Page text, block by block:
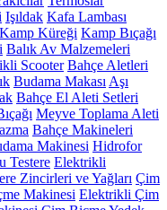
Işıldak Kafa Lambası
Kamp Küreği Kamp Bıçağı
Balık Av Malzemeleri
Scooter Bahçe Aletleri
Budama Makası Aşı
Bahçe El Aleti Setleri
Meyve Toplama Aleti
Bahçe Makineleri
Makinesi Hidrofor
Testere Elektrikli
Zincirleri ve Yağları Çim
Makinesi Elektrikli Çim